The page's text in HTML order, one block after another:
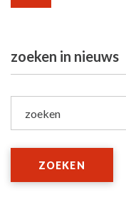
zoeken in nieuws
zoeken
ZOEKEN